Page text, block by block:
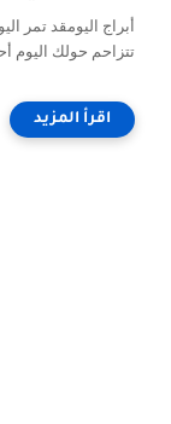
أبراج اليومقد تمر
تتزاحم حولك اليوم